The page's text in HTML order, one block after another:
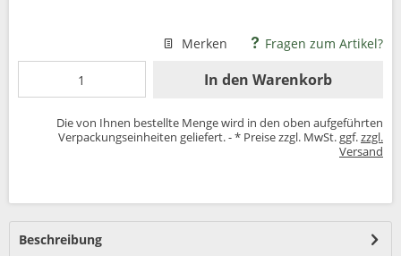
Merken Fragen zum Artikel?
In den Warenkorb
Die von Ihnen bestellte Menge wird in den oben aufgeführten
Verpackungseinheiten geliefert. - * Preise zzgl. MwSt. ggf.zzgl.
Versand
Beschreibung